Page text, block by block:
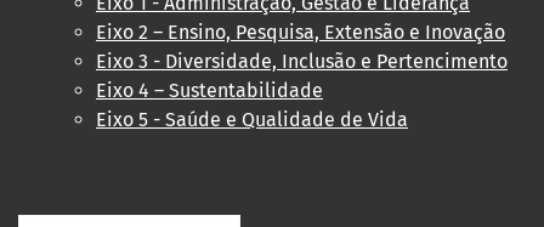
Eixo 2 – Ensino, Pesquisa, Extensão e Inovação
Eixo 3 - Diversidade, Inclusão e Pertencimento
Eixo 4 – Sustentabilidade
Eixo 5 - Saúde e Qualidade de Vida